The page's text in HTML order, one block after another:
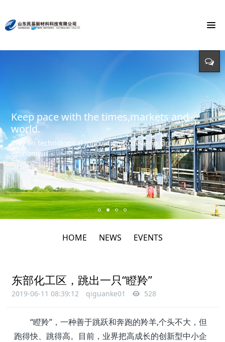
Monochloroacetic Acid
To build the world's green base for fine chemicals and
create the first brand of Monochloroacetic acid in the
international market.
Keep pace with the times,markets and
world.
Rely on technological innovation to develop circular
economy.
Energy saving, environmental protection,
Input - output - comprehensive utilization of resources
HOME NEWS EVENTS
东部化工区，跳出一只“瞪羚”
2019-06-11 08:39:12 qiguanke01 528
“瞪羚”，一种善于跳跃和奔跑的羚羊,个头不大，但
跑得快、跳得高。目前，业界把高成长的创新型中小企